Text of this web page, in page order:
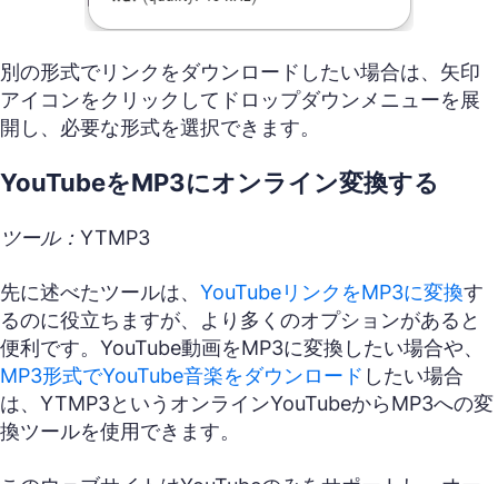
別の形式でリンクをダウンロードしたい場合は、矢印
アイコンをクリックしてドロップダウンメニューを展
開し、必要な形式を選択できます。
YouTubeをMP3にオンライン変換する
ツール：YTMP3
先に述べたツールは、 YouTubeリンクをMP3に変換す
るのに役立ちますが、より多くのオプションがあると
便利です。YouTube動画をMP3に変換したい場合や、
MP3形式でYouTube音楽をダウンロード したい場合
は、YTMP3というオンラインYouTubeからMP3への変
換ツールを使用できます。